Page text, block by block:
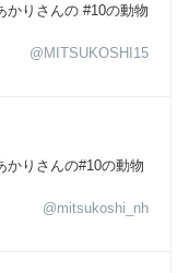
かりさんの #10の動物
@MITSUKOSHI15
かりさんの#10の動物
@mitsukoshi_nh